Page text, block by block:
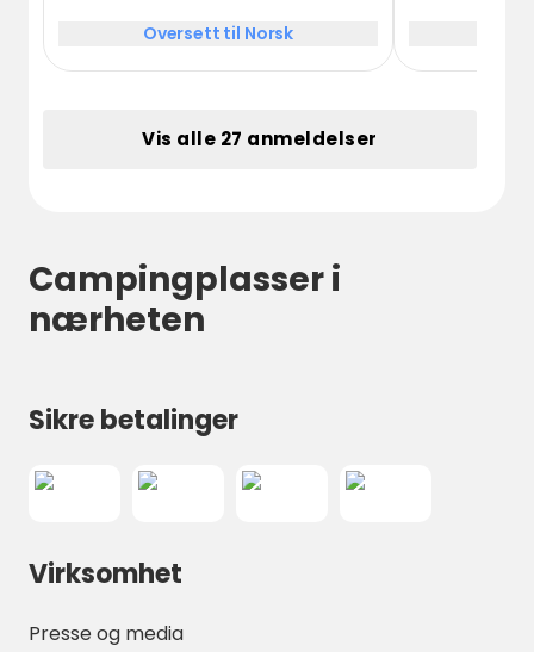
Oversett til Norsk
location to
Vis alle 27 anmeldelser
Campingplasser i
nærheten
Sikre betalinger
Virksomhet
Presse og media